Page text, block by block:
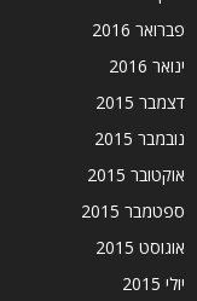
פברואר 2016
ינואר 2016
דצמבר 2015
נובמבר 2015
אוקטובר 2015
ספטמבר 2015
אוגוסט 2015
יולי 2015